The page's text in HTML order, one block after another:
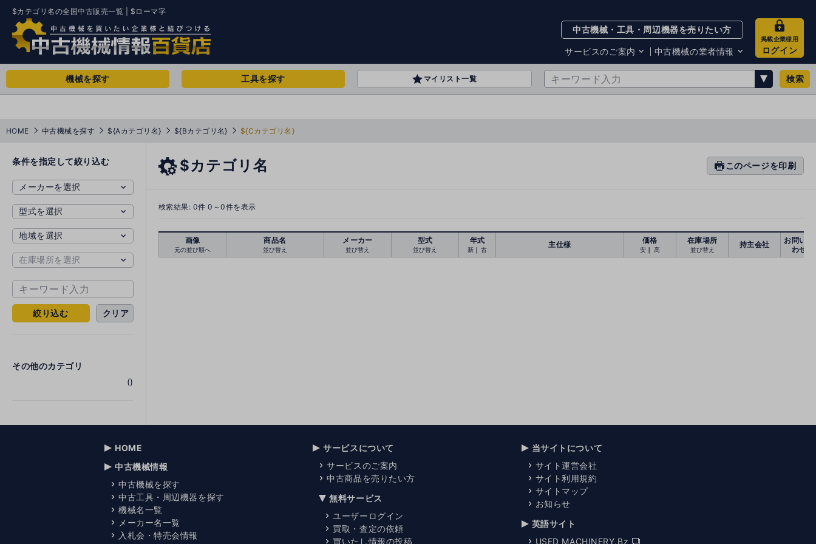
$カテゴリ名の全国中古販売一覧 | $ローマ字
中古機械・工具・周辺機器を売りたい方
サービスのご案内
サービスのご案内
お知らせ
中古機械の業者情報
買取・査定業者リスト
掲載企業様用
ログイン
機械を探す 工具を探す マイリスト一覧 検索
HOME 中古機械を探す ${Aカテゴリ名} ${Bカテゴリ名} ${Cカテゴリ名}
条件を指定して絞り込む
絞り込む クリア
その他のカテゴリ
()
$カテゴリ名
prin このページを印刷
検索結果: 0件 0～0件を表示
画像
元の並び順へ
商品名
並び替え
メーカー
並び替え
型式
並び替え
年式
新｜古
主仕様 価格
安 ｜ 高
在庫場所
並び替え
持主会社
お問い合
わせ
HOME
中古機械情報
中古機械を探す
中古工具・周辺機器を探す
機械名一覧
メーカー名一覧
入札会・特売会情報
サービスについて
サービスのご案内
中古商品を売りたい方
無料サービス
ユーザーログイン
買取・査定の依頼
買いたし情報の投稿
当サイトについて
サイト運営会社
サイト利用規約
サイトマップ
お知らせ
英語サイト
USED MACHINERY.Bz